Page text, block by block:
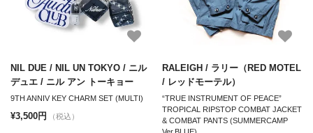
NIL DUE / NIL UN TOKYO / ニル
デュエ / ニル アン トーキョー
9TH ANNIV KEY CHARM SET (MULTI)
¥3,500円 （税込）
RALEIGH / ラリー（RED MOTEL
/ レッドモーテル）
“TRUE INSTRUMENT OF PEACE”
TROPICAL RIPSTOP COMBAT JACKET
& COMBAT PANTS (SUMMERCAMP